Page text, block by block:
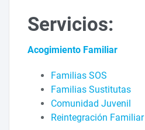
Servicios:
Acogimiento Familiar
Familias SOS
Familias Sustitutas
Comunidad Juvenil
Reintegración Familiar